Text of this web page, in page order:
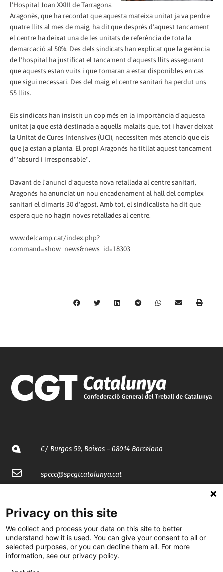
l'Hospital Joan XXIII de Tarragona.
Aragonès, que ha recordat que aquesta mateixa unitat ja va perdre
quatre llits al mes de maig, ha dit que després d'aquest tancament
el centre ha deixat una de les unitats de referència de tota la
demarcació al 50%. Des dels sindicats han explicat que la gerència
de l'hospital ha justificat el tancament d'aquests llits assegurant
que aquests estan vuits i que tornaran a estar disponibles en cas
que sigui necessari. Des del maig, el centre sanitari ha perdut uns
55 llits.
Els sindicats han insistit un cop més en la importància d'aquesta
unitat ja que està destinada a aquells malalts que, tot i haver deixat
la Unitat de Cures Intensives (UCI), necessiten més atenció que els
que ja estan a planta. El propi Aragonès ha titllat aquest tancament
d'''absurd i irresponsable''.
Davant de l'anunci d'aquesta nova retallada al centre sanitari,
Aragonès ha anunciat un nou encadenament al hall del complex
sanitari el dimarts 30 d'agost. Amb tot, el sindicalista ha dit que
espera que no hagin noves retallades al centre.
www.delcamp.cat/index.php?
command=show_news&news_id=18303
C/ Burgos 59, Baixos – 08014 Barcelona
spccc@spcgtcatalunya.cat
@CGTCatalunya
cgtcatalunya
Privacy on this site
We collect and process your data on this site to better
understand how it is used. You can give your consent to all or
selected purposes, or you can decline them all. For more
information, see our privacy policy.